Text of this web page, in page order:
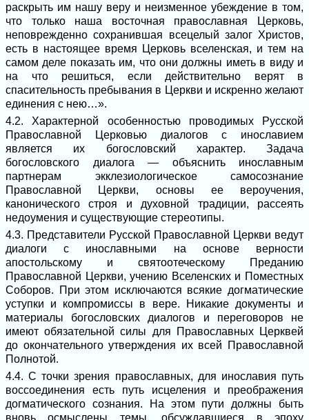
раскрыть им нашу веру и неизменное убеждение в том,
что только наша восточная православная Церковь,
неповрежденно сохранившая всецелый залог Христов,
есть в настоящее время Церковь вселенская, и тем на
самом деле показать им, что они должны иметь в виду и
на что решиться, если действительно верят в
спасительность пребывания в Церкви и искренно желают
единения с нею…».
4.2. Характерной особенностью проводимых Русской
Православной Церковью диалогов с инославием
является их богословский характер. Задача
богословского диалога ― объяснить инославным
партнерам экклезиологическое самосознание
Православной Церкви, основы ее вероучения,
канонического строя и духовной традиции, рассеять
недоумения и существующие стереотипы.
4.3. Представители Русской Православной Церкви ведут
диалоги с инославными на основе верности
апостольскому и святоотеческому Преданию
Православной Церкви, учению Вселенских и Поместных
Соборов. При этом исключаются всякие догматические
уступки и компромиссы в вере. Никакие документы и
материалы богословских диалогов и переговоров не
имеют обязательной силы для Православных Церквей
до окончательного утверждения их всей Православной
Полнотой.
4.4. С точки зрения православных, для инославия путь
воссоединения есть путь исцеления и преображения
догматического сознания. На этом пути должны быть
вновь осмыслены темы, обсуждавшиеся в эпоху